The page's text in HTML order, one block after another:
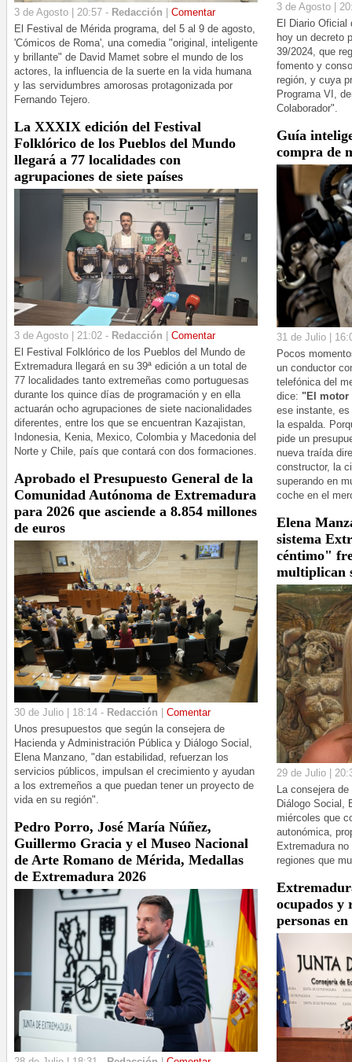
3 de Agosto | 20:57 - Redacción | Comentar
El Festival de Mérida programa, del 5 al 9 de agosto,
'Cómicos de Roma', una comedia "original, inteligente
y brillante" de David Mamet sobre el mundo de los
actores, la influencia de la suerte en la vida humana
y las servidumbres amorosas protagonizada por
Fernando Tejero.
La XXXIX edición del Festival
Folklórico de los Pueblos del Mundo
llegará a 77 localidades con
agrupaciones de siete países
3 de Agosto | 21:02 - Redacción
Comentar
El Festival Folklórico de los Pueblos del Mundo de
Extremadura llegará en su 39ª edición a un total de
77 localidades tanto extremeñas como portuguesas
durante los quince días de programación y en ella
actuarán ocho agrupaciones de siete nacionalidades
diferentes, entre los que se encuentran Kazajistan,
Indonesia, Kenia, Mexico, Colombia y Macedonia del
Norte y Chile, país que contará con dos formaciones.
Aprobado el Presupuesto General de la
Comunidad Autónoma de Extremadura
para 2026 que asciende a 8.854 millones
de euros
30 de Julio | 18:14 - Redacción
Comentar
Unos presupuestos que según la consejera de
Hacienda y Administración Pública y Diálogo Social,
Elena Manzano, "dan estabilidad, refuerzan los
servicios públicos, impulsan el crecimiento y ayudan
a los extremeños a que puedan tener un proyecto de
vida en su región".
Pedro Porro, José María Núñez,
Guillermo Gracia y el Museo Nacional
de Arte Romano de Mérida, Medallas
de Extremadura 2026
3 de Agosto |
El Diario Oficial
hoy un decreto
39/2024, que
fomento y
región, y cuya
Programa VI,
Colaborador".
Guía
compra de
31 de Julio |
Pocos
un conductor
telefónica del
dice: "El motor
ese instante,
la espalda.
pide un
nueva traída
constructor, la
superando en
coche en el
Elena
sistema
céntimo"
multiplican
29 de Julio |
La consejera
Diálogo Social,
miércoles que
autonómica,
Extremadura
regiones que
ocupados y
personas